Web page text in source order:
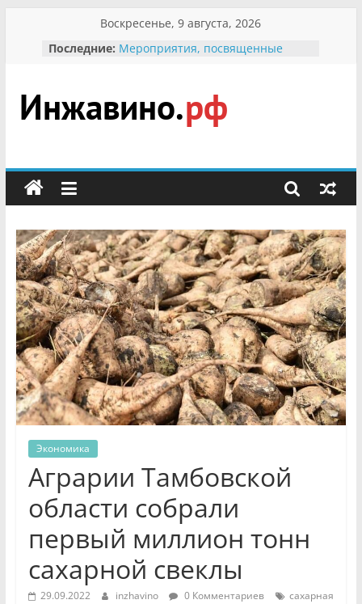
содержимому
Воскресенье, 9 августа, 2026
Последние: Мероприятия, посвященные
гражданин Инжавинского округа»
участнице Великой
Отечественной, фронтовичке
Безопасность в сети Интернет
мероприятии «Сохраним
первоцветы!»
В вольере Воронинского
заповедника родились крапчатые
суслики
Инжавино.рф
сельский
портал
Экономика
Аграрии Тамбовской
области собрали
первый миллион тонн
сахарной свеклы
29.09.2022 inzhavino 0 Комментариев
сахарная